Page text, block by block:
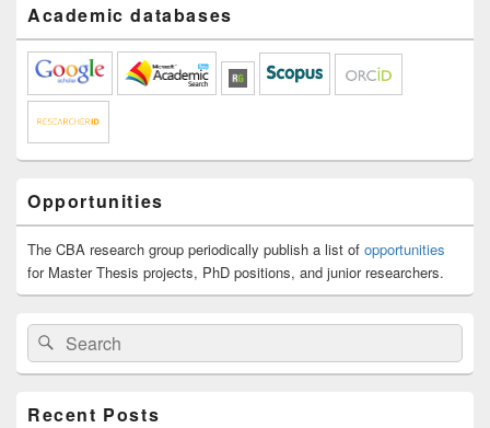
Academic databases
Opportunities
The CBA research group periodically publish a list of opportunities
for Master Thesis projects, PhD positions, and junior researchers.
Search
for:
Search
Recent Posts